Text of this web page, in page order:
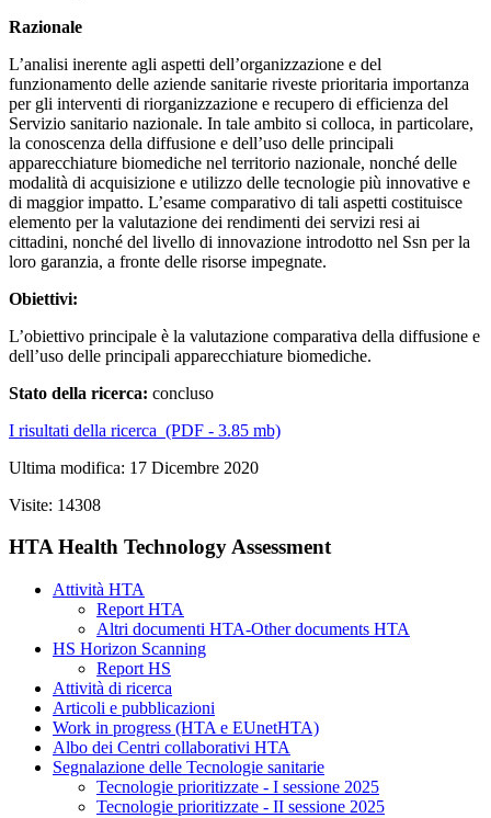
Razionale
L’analisi inerente agli aspetti dell’organizzazione e del
funzionamento delle aziende sanitarie riveste prioritaria importanza
per gli interventi di riorganizzazione e recupero di efficienza del
Servizio sanitario nazionale. In tale ambito si colloca, in particolare,
la conoscenza della diffusione e dell’uso delle principali
apparecchiature biomediche nel territorio nazionale, nonché delle
modalità di acquisizione e utilizzo delle tecnologie più innovative e
di maggior impatto. L’esame comparativo di tali aspetti costituisce
elemento per la valutazione dei rendimenti dei servizi resi ai
cittadini, nonché del livello di innovazione introdotto nel Ssn per la
loro garanzia, a fronte delle risorse impegnate.
Obiettivi:
L’obiettivo principale è la valutazione comparativa della diffusione e
dell’uso delle principali apparecchiature biomediche.
Stato della ricerca: concluso
I risultati della ricerca (PDF - 3.85 mb)
Ultima modifica: 17 Dicembre 2020
Visite: 14308
HTA Health Technology Assessment
Attività HTA
Report HTA
Altri documenti HTA-Other documents HTA
HS Horizon Scanning
Report HS
Attività di ricerca
Articoli e pubblicazioni
Work in progress (HTA e EUnetHTA)
Albo dei Centri collaborativi HTA
Segnalazione delle Tecnologie sanitarie
Tecnologie prioritizzate - I sessione 2025
Tecnologie prioritizzate - II sessione 2025